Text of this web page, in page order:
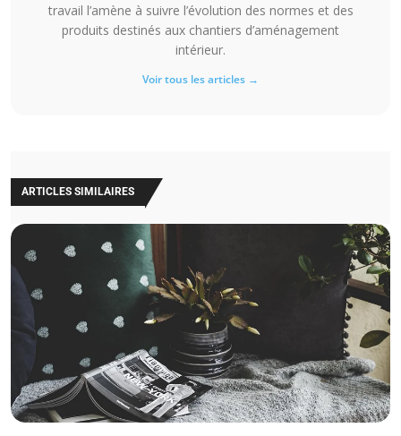
travail l’amène à suivre l’évolution des normes et des
produits destinés aux chantiers d’aménagement
intérieur.
Voir tous les articles →
ARTICLES SIMILAIRES